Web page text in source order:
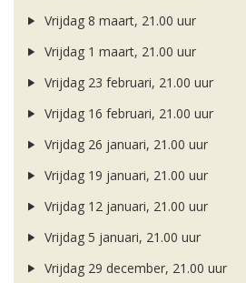
Vrijdag 8 maart, 21.00 uur
Vrijdag 1 maart, 21.00 uur
Vrijdag 23 februari, 21.00 uur
Vrijdag 16 februari, 21.00 uur
Vrijdag 26 januari, 21.00 uur
Vrijdag 19 januari, 21.00 uur
Vrijdag 12 januari, 21.00 uur
Vrijdag 5 januari, 21.00 uur
Vrijdag 29 december, 21.00 uur